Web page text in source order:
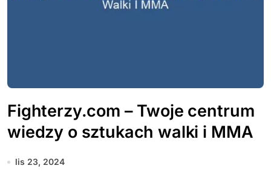
Fighterzy.com – Twoje centrum
wiedzy o sztukach walki i MMA
lis 23, 2024